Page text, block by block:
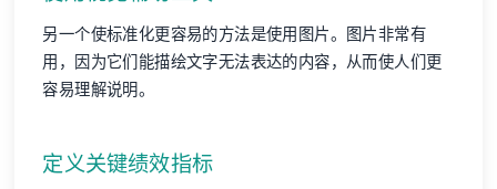
另一个使标准化更容易的方法是使用图片。图片非常有
用，因为它们能描绘文字无法表达的内容，从而使人们更
容易理解说明。
定义关键绩效指标